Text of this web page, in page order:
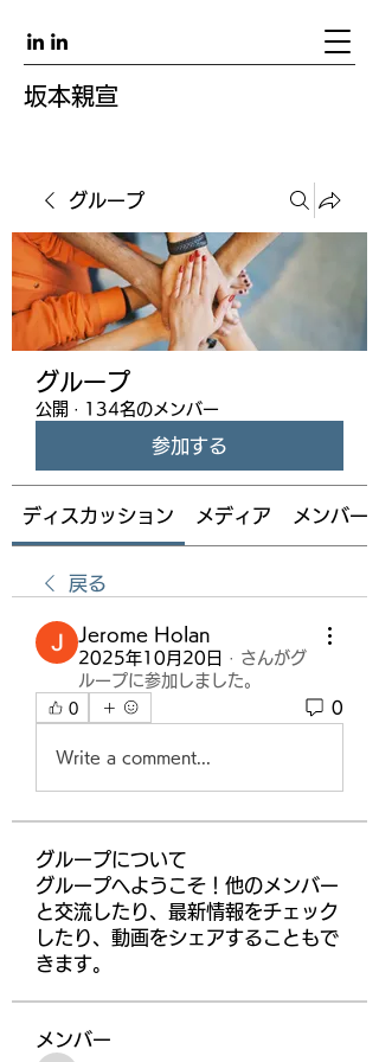
坂本親宣
グループ
グループ
公開 · 134名のメンバー
参加する
ディスカッション メディア メンバー
戻る
Jerome Holan
2025年10月20日 · さんがグ
ループに参加しました。
0 0
Write a comment...
グループについて
グループへようこそ！他のメンバー
と交流したり、最新情報をチェック
したり、動画をシェアすることもで
きます。
メンバー